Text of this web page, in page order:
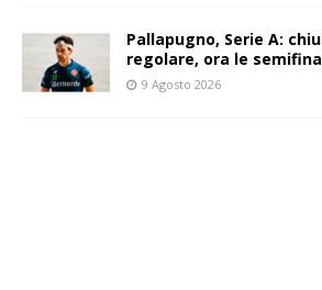
Pallapugno, Serie A:
regolare, ora le
9 Agosto 2026